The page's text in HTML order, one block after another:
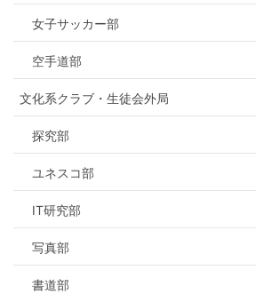
女子サッカー部
空手道部
文化系クラブ・生徒会外局
探究部
ユネスコ部
IT研究部
写真部
書道部